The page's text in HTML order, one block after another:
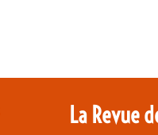
La Revue